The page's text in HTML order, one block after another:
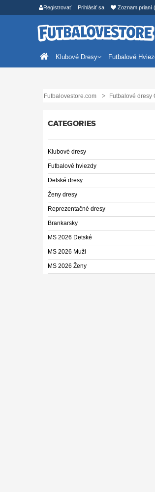
Registrovať Prihlásiť sa Zoznam prianí
Klubové Dresy Futbalové
Futbalovestore.com Futbalové dresy
CATEGORIES
Klubové dresy
Futbalové hviezdy
Detské dresy
Ženy dresy
Reprezentačné dresy
Brankarsky
MS 2026 Detské
MS 2026 Muži
MS 2026 Ženy